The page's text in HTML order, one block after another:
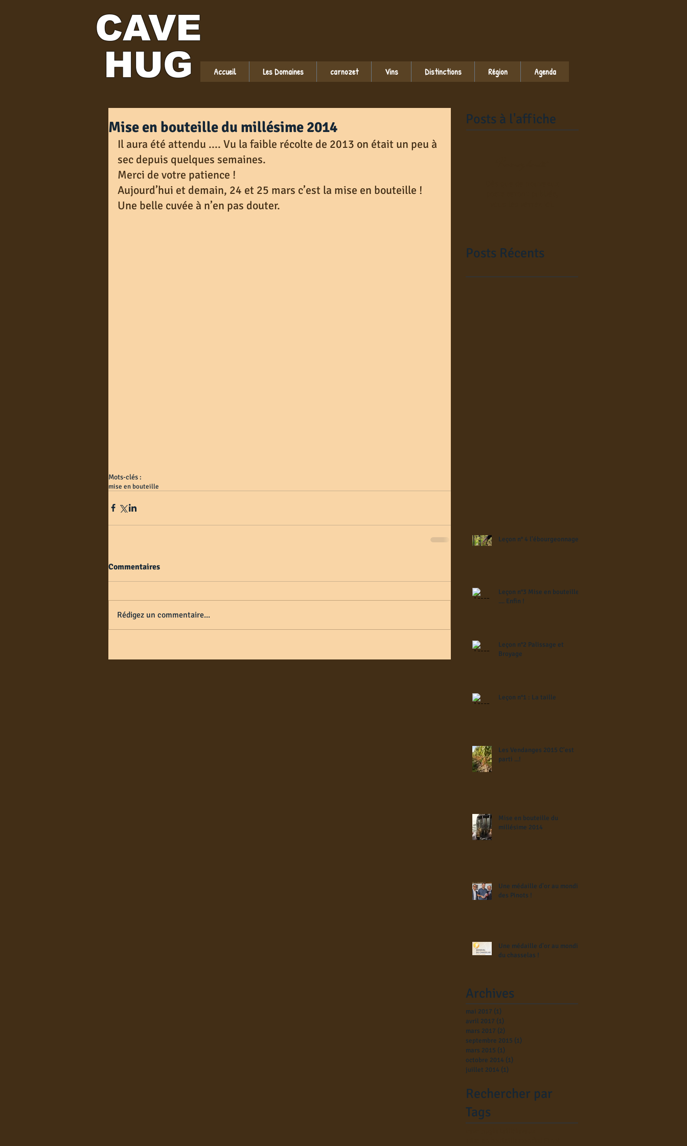
CAVE
HUG
Accueil Les Domaines carnozet Vins Distinctions Région Agenda
Mise en bouteille du millésime 2014
Il aura été attendu .... Vu la faible récolte de 2013 on était un peu à
sec depuis quelques semaines.
Merci de votre patience !
Aujourd’hui et demain, 24 et 25 mars c’est la mise en bouteille !
Une belle cuvée à n’en pas douter.​
Mots-clés :
mise en bouteille
Commentaires
Rédigez un commentaire...
Posts à l'affiche
Posts Récents
Leçon n° 4 l'ébourgeonnage
Leçon n°3 Mise en bouteilles
.... Enfin !
Leçon n°2 Palissage et
Broyage
Leçon n°1 : La taille
Les Vendanges 2015 C'est
parti ...!
Mise en bouteille du
millésime 2014
Une médaille d'or au mondial
des Pinots !
Une médaille d'or au mondial
du chasselas !
Archives
mai 2017 (1)
avril 2017 (1)
mars 2017 (2)
septembre 2015 (1)
mars 2015 (1)
octobre 2014 (1)
juillet 2014 (1)
Rechercher par
Tags